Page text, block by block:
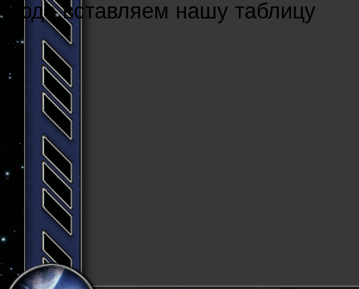
Cюда вставляем нашу таблицу